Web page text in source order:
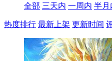
全部 三天内 一周内 半月
热度排行 最新上架 更新时间